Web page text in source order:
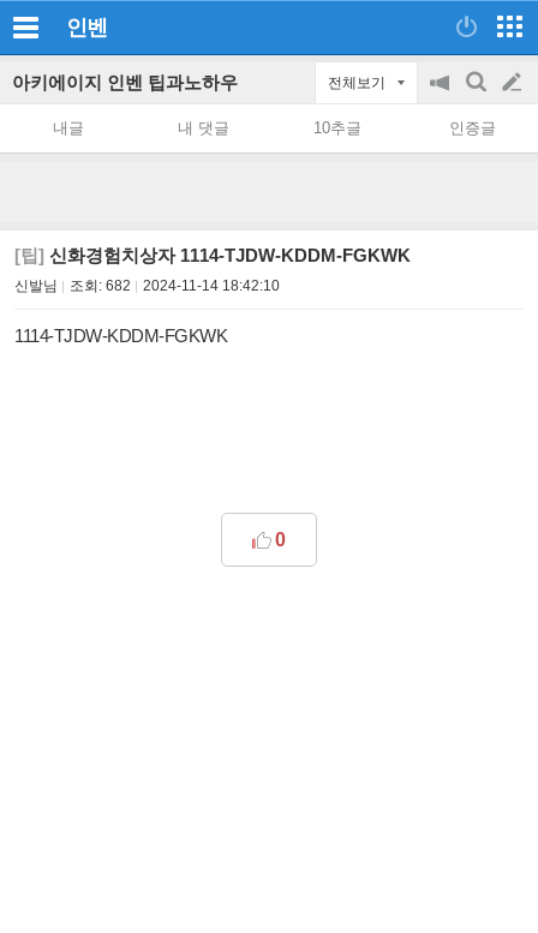
인벤
아키에이지 인벤 팁과노하우 전체보기
공
on/off
검
색
글
쓰
내글 내 댓글 10추글 인증글
[팁] 신화경험치상자 1114-TJDW-KDDM-FGKWK
신발님 조회: 682 2024-11-14 18:42:10
1114-TJDW-KDDM-FGKWK
0